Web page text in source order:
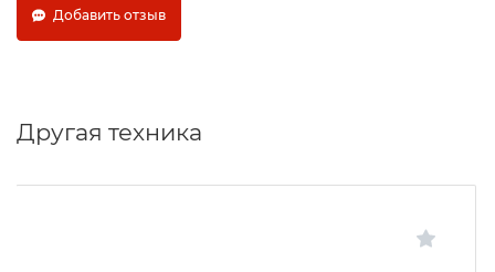
Добавить отзыв
Другая техника